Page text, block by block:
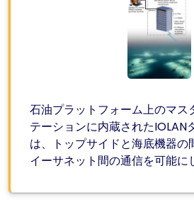
石油プラットフォーム上のマス
テーションに内蔵されたIOLAN
は、トップサイドと海底機器
イーサネット間の通信を可能に